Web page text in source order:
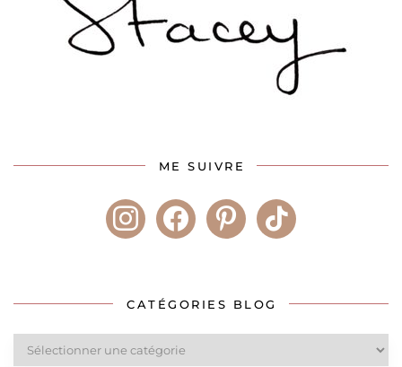
ME SUIVRE
instagramfacebookpinteresttiktok
CATÉGORIES BLOG
blog